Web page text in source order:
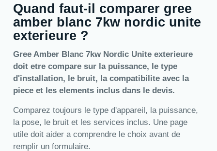
Quand faut-il comparer gree
amber blanc 7kw nordic unite
exterieure ?
Gree Amber Blanc 7kw Nordic Unite exterieure
doit etre compare sur la puissance, le type
d'installation, le bruit, la compatibilite avec la
piece et les elements inclus dans le devis.
Comparez toujours le type d'appareil, la puissance,
la pose, le bruit et les services inclus. Une page
utile doit aider a comprendre le choix avant de
remplir un formulaire.